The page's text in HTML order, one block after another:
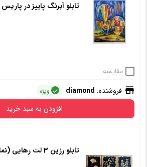
تابلو آبرنگ پاییز در پاریس
مقایسه
فروشنده: diamond ویژه
افزودن به سبد خرید
تابلو رزین 3 لت رهایی (نماد صلح)